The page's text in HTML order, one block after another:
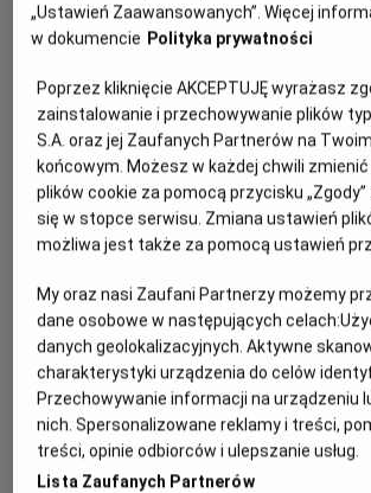
PREMIERA
24 listopada 2023
REŻYSERIA
Кріс Бак
SCENARIUSZ
Кріс Бак
OBSADA
Кріс Пайн, Алан Тудик, Аріана Дебос
WIĘCEJ SZCZEGÓŁÓW
OPIS FILMU
Історія розповідає про кмітливу дівчину-
загадує настільки сильне бажання, що на
відгукується космічна сила - маленька
енергії. Щоб врятувати свій народ, вони
лихому королю. Адже коли воля однієї
поєднується з магією, можуть відбуватися
„Ustawień Zaawansowanych”. Więcej
w dokumencie Polityka prywatności
Poprzez kliknięcie AKCEPTUJĘ wyrażasz
zainstalowanie i przechowywanie plików
S.A. oraz jej Zaufanych Partnerów na
końcowym. Możesz w każdej chwili
plików cookie za pomocą przycisku
się w stopce serwisu. Zmiana ustawień
możliwa jest także za pomocą ustawień
My oraz nasi Zaufani Partnerzy możemy
dane osobowe w następujących celach:
danych geolokalizacyjnych. Aktywne
charakterystyki urządzenia do celów
Przechowywanie informacji na urządzeniu
nich. Spersonalizowane reklamy i treści,
treści, opinie odbiorców i ulepszanie usług.
Lista Zaufanych Partnerów